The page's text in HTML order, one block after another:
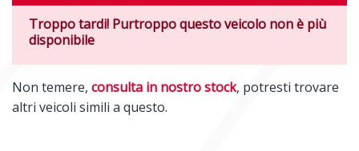
Troppo tardi! Purtroppo questo veicolo non è più
disponibile
Non temere, consulta in nostro stock, potresti trovare
altri veicoli simili a questo.